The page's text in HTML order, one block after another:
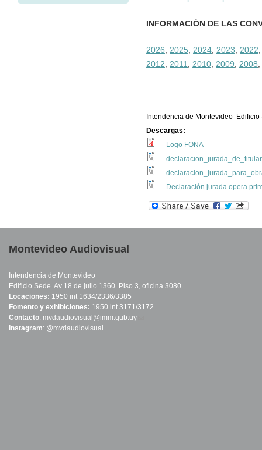
Search form
INFORMACIÓN DE LAS
2026 2025 2024 2023 2022
2012
2011 2010 2009 2008
Intendencia de Montevideo
Descargas:
Logo FONA
Declaración jurada opera
Montevideo Audiovisual
Intendencia de Montevideo
Edificio Sede. Av 18 de julio 1360. Piso 3, oficina 3080
Locaciones: 1950 int 1634/2336/3385
Fomento y exhibiciones: 1950 int 3171/3172
Contacto: mvdaudiovisual@imm.gub.uy (link sends e-mail)
Instagram: @mvdaudiovisual